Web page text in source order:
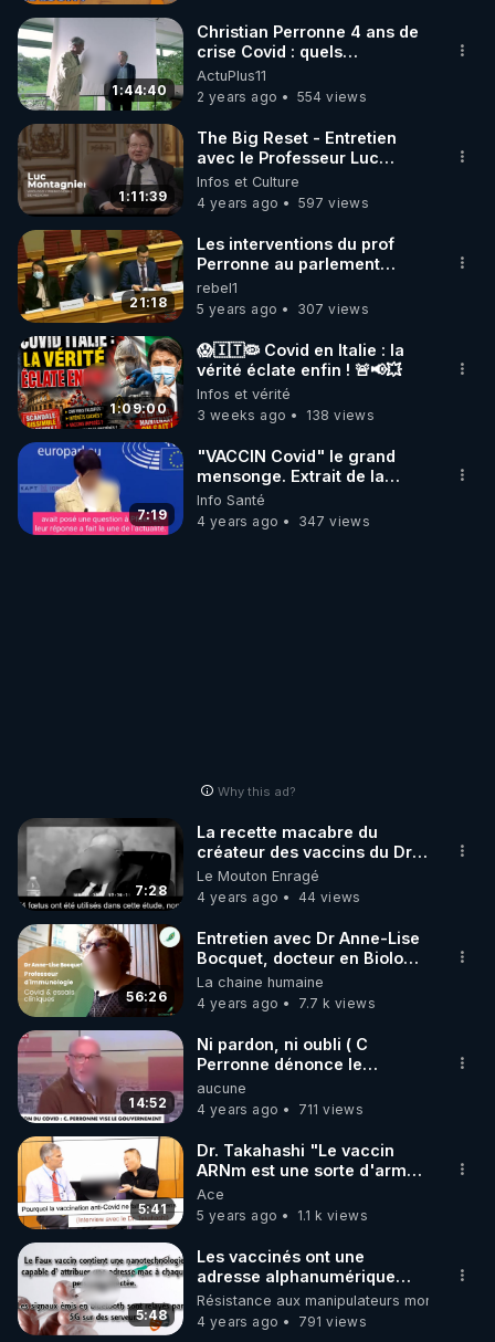
1:44:40
Christian Perronne 4 ans de
crise Covid : quels
enseignements ?
ActuPlus11
2 years ago
554 views
1:11:39
The Big Reset - Entretien
avec le Professeur Luc
Montagnier
Infos et Culture
4 years ago
597 views
21:18
Les interventions du prof
Perronne au parlement
luxembourgeois
rebel1
5 years ago
307 views
1:09:00
😱🇮🇹🦠 Covid en Italie : la
vérité éclate enfin ! 🚨📢💥
Infos et vérité
3 weeks ago
138 views
7:19
"VACCIN Covid" le grand
mensonge. Extrait de la
conférence de presse du
19/10/22 Parlement
Européen.
Info Santé
4 years ago
347 views
Why this ad?
7:28
La recette macabre du
créateur des vaccins du Dr
Stanley Plotkin
Le Mouton Enragé
4 years ago
44 views
56:26
Entretien avec Dr Anne-Lise
Bocquet, docteur en Biologie
Santé, professeur
d'hématologie/immunologie
La chaine humaine
4 years ago
7.7 k views
14:52
Ni pardon, ni oubli ( C
Perronne dénonce le
mensonge Covid et le
Gouvernement)
aucune
4 years ago
711 views
5:41
Dr. Takahashi "Le vaccin
ARNm est une sorte d'arme
biologique très dangereuse"
Ace
5 years ago
1.1 k views
5:48
Les vaccinés ont une
adresse alphanumérique
captable par bluetooth.
Résistance aux manipulateurs mondialistes
4 years ago
791 views